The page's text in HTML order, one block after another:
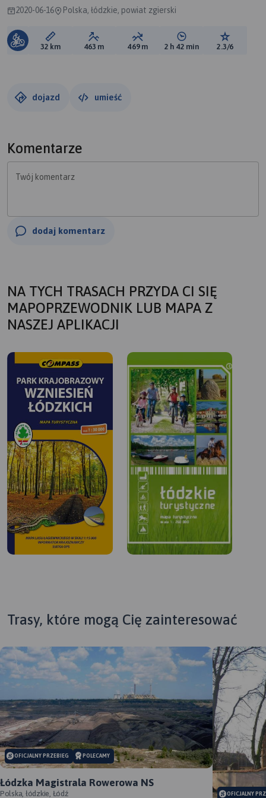
2020-06-16 Polska, łódzkie, powiat zgierski
Długość trasy:
32 km Suma przewyższeń:
463 m Suma spadków:
469 m Średni czas potrzebny
2 h 42 min Ocena
2.3/6
dojazd umieść
Komentarze
Twój komentarz
dodaj komentarz
NA TYCH TRASACH PRZYDA CI SIĘ
MAPOPRZEWODNIK LUB MAPA Z
NASZEJ APLIKACJI
MAPA TURYSTYCZNA W
APLIKACJI TRASEO
MAPA TURYSTYCZNA W
APLIKACJI TRASEO
Trasy, które mogą Cię zainteresować
OFICJALNY PRZEBIEG POLECAMY
Łódzka Magistrala Rowerowa NS
Polska, łódzkie, Łódź OFICJALNY